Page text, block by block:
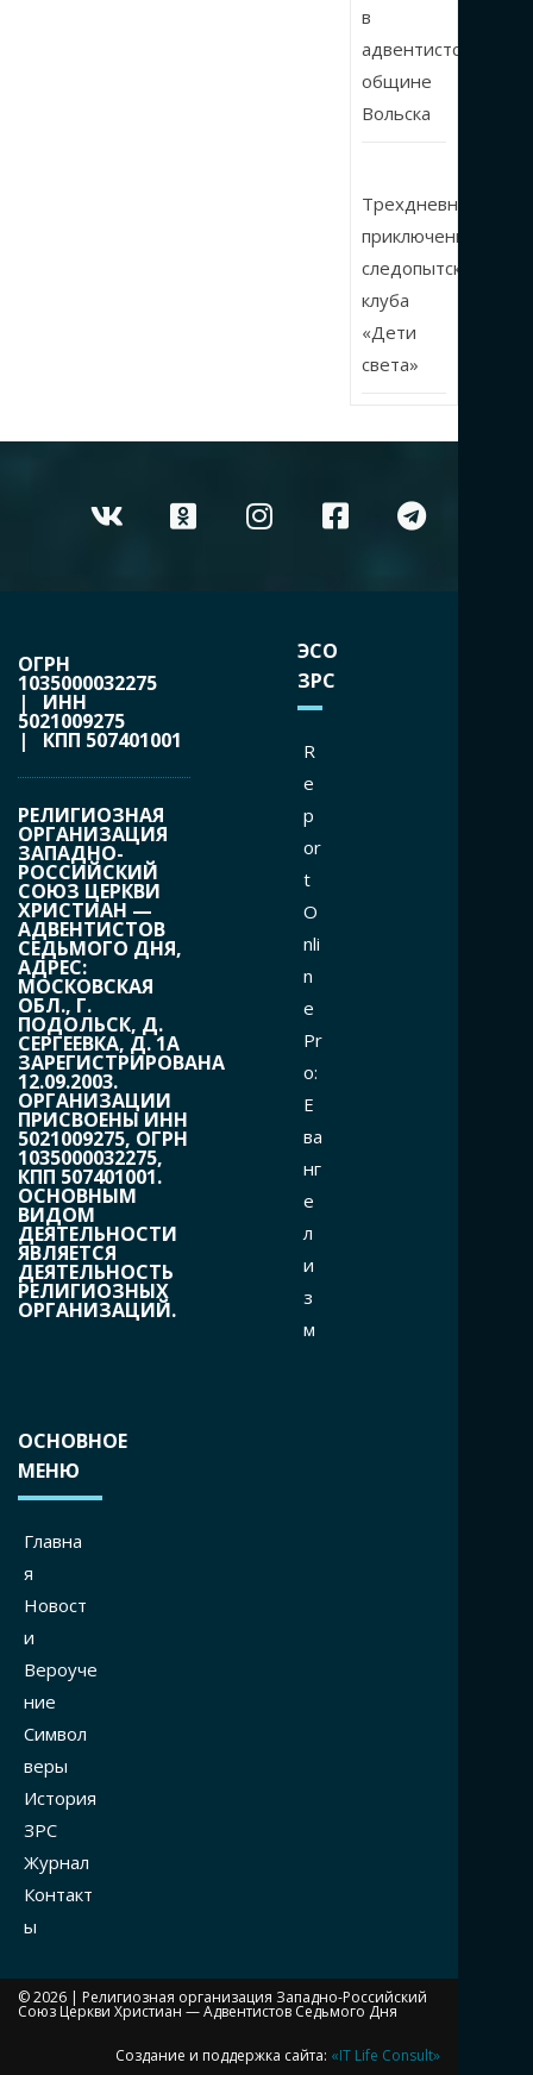
в
адвентистской
общине
Вольска
Трехдневные
приключения
следопытского
клуба
«Дети
света»
ОГРН
1035000032275
| ИНН
5021009275
| КПП 507401001
РЕЛИГИОЗНАЯ
ОРГАНИЗАЦИЯ
ЗАПАДНО-
РОССИЙСКИЙ
СОЮЗ ЦЕРКВИ
ХРИСТИАН —
АДВЕНТИСТОВ
СЕДЬМОГО ДНЯ,
АДРЕС:
МОСКОВСКАЯ
ОБЛ., Г.
ПОДОЛЬСК, Д.
СЕРГЕЕВКА, Д. 1А
ЗАРЕГИСТРИРОВАНА
12.09.2003.
ОРГАНИЗАЦИИ
ПРИСВОЕНЫ ИНН
5021009275, ОГРН
1035000032275,
КПП 507401001.
ОСНОВНЫМ
ВИДОМ
ДЕЯТЕЛЬНОСТИ
ЯВЛЯЕТСЯ
ДЕЯТЕЛЬНОСТЬ
РЕЛИГИОЗНЫХ
ОРГАНИЗАЦИЙ.
ЭСО
ЗРС
R
e
p
or
t
O
nli
n
e
Pr
o:
Е
ва
нг
е
л
и
з
м
ОСНОВНОЕ
МЕНЮ
Главна
я
Новост
и
Вероуче
ние
Символ
веры
История
ЗРС
Журнал
Контакт
ы
© 2026 | Религиозная организация Западно-Российский
Союз Церкви Христиан — Адвентистов Седьмого Дня
Создание и поддержка сайта: «IT Life Consult»